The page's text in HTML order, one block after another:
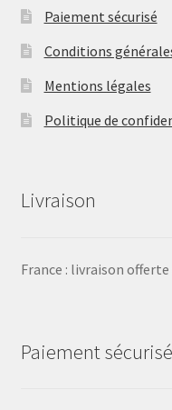
Paiement sécurisé
Conditions
Mentions légales
Politique de
Livraison
France : livraison offerte
Paiement sécurisé